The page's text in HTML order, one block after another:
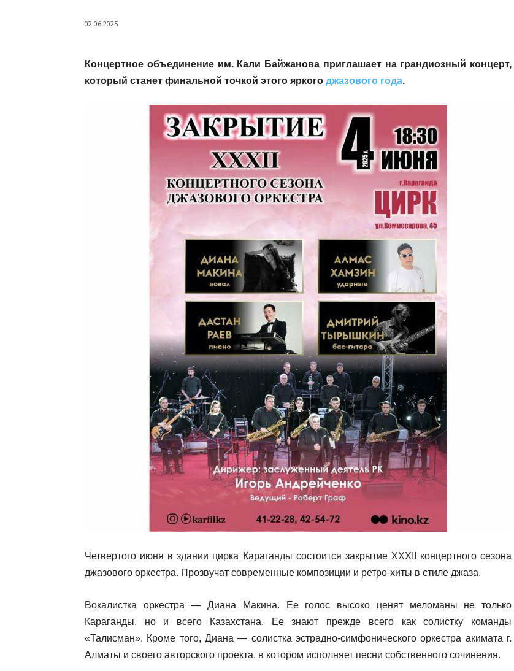
02.06.2025
Концертное объединение им. Кали Байжанова приглашает на грандиозный концерт,
который станет финальной точкой этого яркого джазового года.
Четвертого июня в здании цирка Караганды состоится закрытие XXXII концертного сезона
джазового оркестра. Прозвучат современные композиции и ретро-хиты в стиле джаза.
Вокалистка оркестра — Диана Макина. Ее голос высоко ценят меломаны не только
Караганды, но и всего Казахстана. Ее знают прежде всего как солистку команды
«Талисман». Кроме того, Диана — солистка эстрадно-симфонического оркестра акимата г.
Алматы и своего авторского проекта, в котором исполняет песни собственного сочинения.